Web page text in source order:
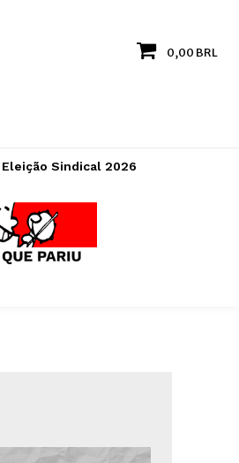
0,00 BRL
Eleição Sindical 2026